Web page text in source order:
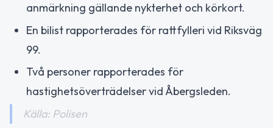
anmärkning gällande nykterhet och körkort.
En bilist rapporterades för rattfylleri vid Riksväg
99.
Två personer rapporterades för
hastighetsöverträdelser vid Åbergsleden.
Källa: Polisen